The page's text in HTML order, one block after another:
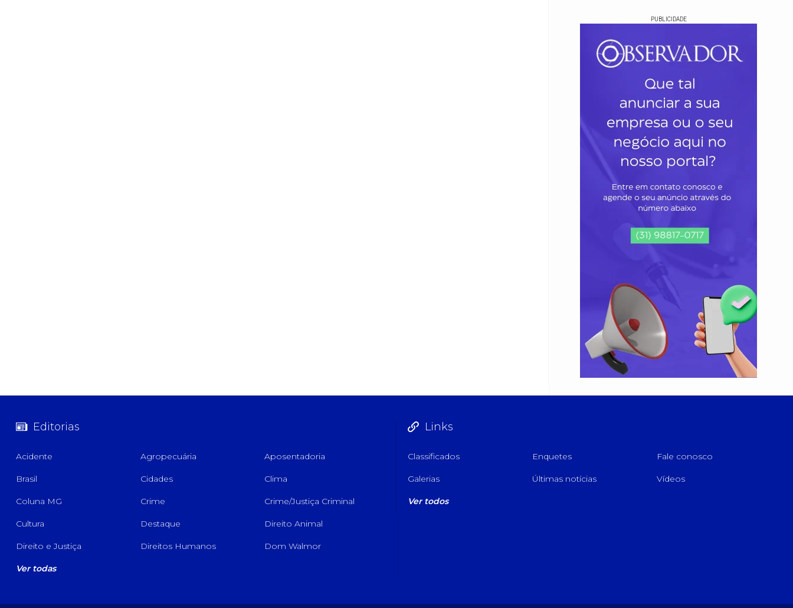
PUBLICIDADE
Editorias
Acidente Agropecuária Aposentadoria
Brasil Cidades Clima
Coluna MG Crime Crime/Justiça Criminal
Cultura Destaque Direito Animal
Direito e Justiça Direitos Humanos Dom Walmor
Ver todas
Links
Classificados Enquetes Fale conosco
Galerias Últimas notícias Vídeos
Ver todos